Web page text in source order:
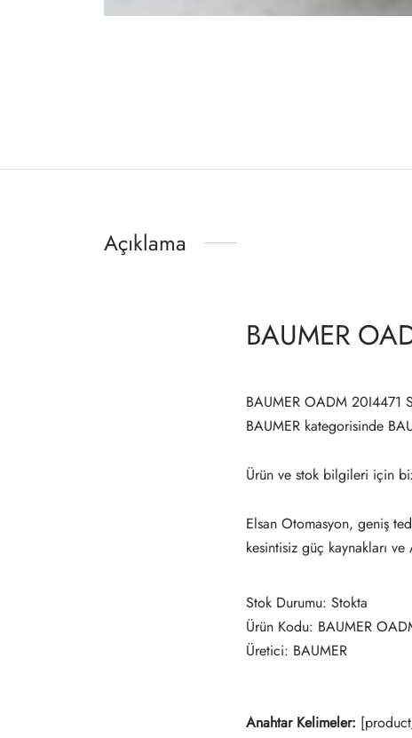
Açıklama
BAUMER
BAUMER OADM 20I4471
BAUMER kategorisinde
Ürün ve stok bilgileri için
Elsan Otomasyon, geniş
kesintisiz güç kaynakları
Stok Durumu: Stokta
Ürün Kodu: BAUMER
Üretici: BAUMER
Anahtar Kelimeler: